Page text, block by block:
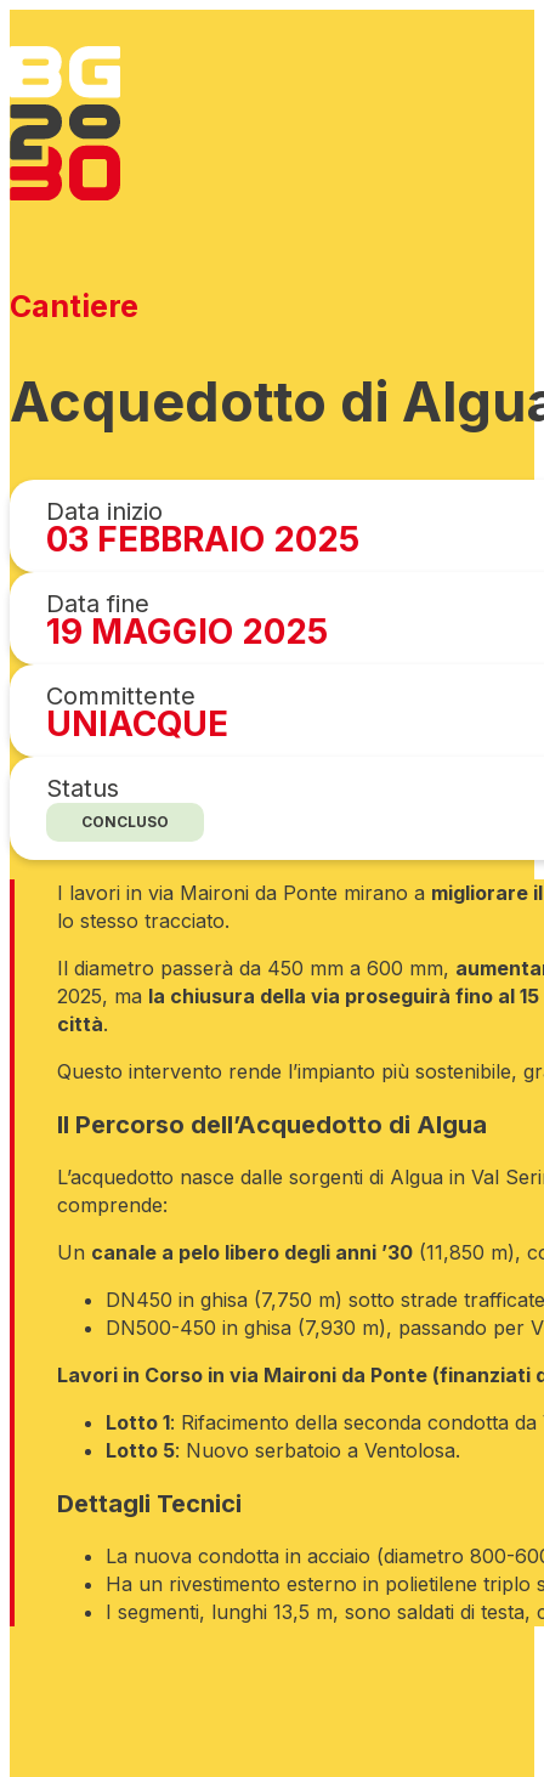
Cantiere
Acquedotto di
Data inizio
03 FEBBRAIO 2025
Data fine
19 MAGGIO 2025
Committente
UNIACQUE
Status
CONCLUSO
I lavori in via Maironi da Ponte mirano a migliorare
lo stesso tracciato.
Il diametro passerà da 450 mm a 600 mm,
2025, ma la chiusura della via proseguirà fino al
città.
Questo intervento rende l’impianto più sostenibile,
Il Percorso dell’Acquedotto di Algua
L’acquedotto nasce dalle sorgenti di Algua in Val
comprende:
Un canale a pelo libero degli anni ’30 (11,850 m),
DN450 in ghisa (7,750 m) sotto strade
DN500-450 in ghisa (7,930 m), passando per
Lavori in Corso in via Maironi da Ponte (finanziati
Lotto 1: Rifacimento della seconda condotta
Lotto 5: Nuovo serbatoio a Ventolosa.
Dettagli Tecnici
La nuova condotta in acciaio (diametro 800-
Ha un rivestimento esterno in polietilene triplo
I segmenti, lunghi 13,5 m, sono saldati di